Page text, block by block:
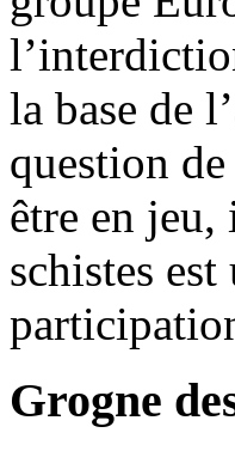
la base de
question
être en
schistes
Grogne